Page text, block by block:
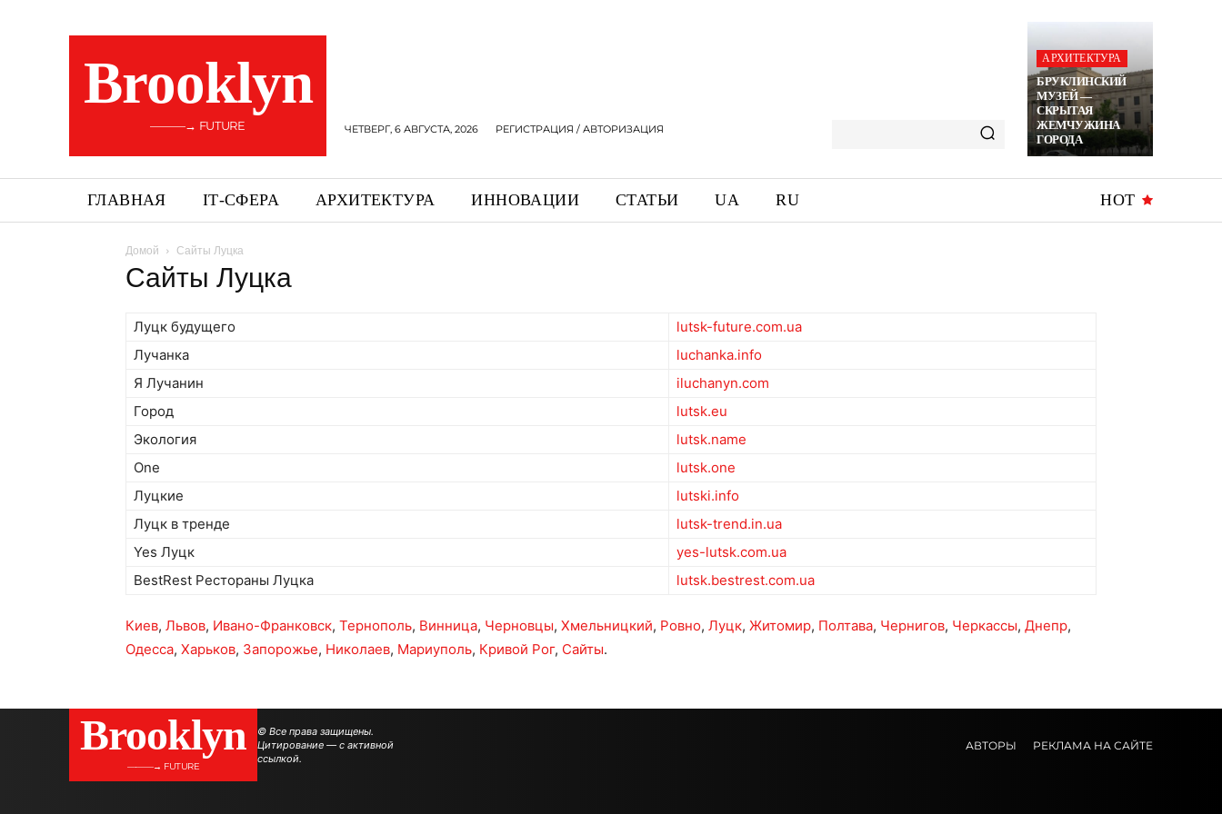
Brooklyn
———→ FUTURE ЧЕТВЕРГ, 6 АВГУСТА, 2026 РЕГИСТРАЦИЯ / АВТОРИЗАЦИЯ
АРХИТЕКТУРА
БРУКЛИНСКИЙ
МУЗЕЙ —
СКРЫТАЯ
ЖЕМЧУЖИНА
ГОРОДА
ГЛАВНАЯ ІТ-СФЕРА АРХИТЕКТУРА ИННОВАЦИИ СТАТЬИ UA RU HOT
Домой Сайты Луцка
Сайты Луцка
Луцк будущего
lutsk-future.com.ua
Лучанка
luchanka.info
Я Лучанин
iluchanyn.com
Город
lutsk.eu
Экология
lutsk.name
One
lutsk.one
Луцкие
lutski.info
Луцк в тренде
lutsk-trend.in.ua
Yes Луцк
yes-lutsk.com.ua
BestRest Рестораны Луцка
lutsk.bestrest.com.ua
Киев, Львов, Ивано-Франковск, Тернополь, Винница, Черновцы, Хмельницкий, Ровно, Луцк, Житомир, Полтава, Чернигов, Черкассы, Днепр,
Одесса, Харьков, Запорожье, Николаев, Мариуполь, Кривой Рог, Сайты.
Brooklyn
———→ FUTURE
© Все права защищены.
Цитирование — с активной
ссылкой.
АВТОРЫ РЕКЛАМА НА САЙТЕ